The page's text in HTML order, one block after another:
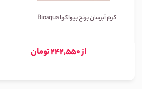
کرم آبرسان برنج بیواکوا Bioaqua
از 242,550 تومان